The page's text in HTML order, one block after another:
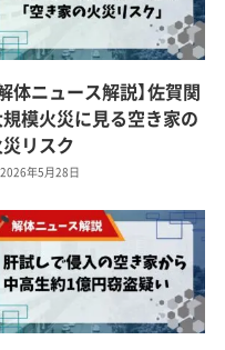
解体ニュース解説】佐賀関
模火災に見る空き家の
リスク
2026年5月28日